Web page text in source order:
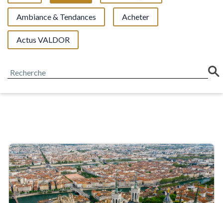
Ambiance & Tendances Acheter
Actus VALDOR